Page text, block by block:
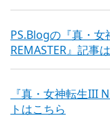
PS.Blogの『真・女
REMASTER』記事
『真・女神転生III
トはこちら